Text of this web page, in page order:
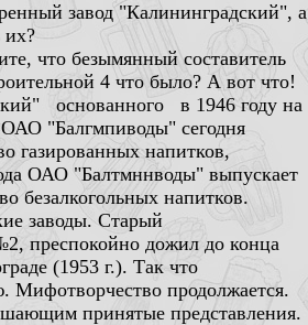
завод "Калининградский", а
их?
что безымянный составитель
4 что было? А вот что!
основанного в 1946 году на
"Балгмпиводы" сегодня
газированных напитков,
ОАО "Балтмннводы" выпускает
напитков.
заводы. Старый
преспокойно дожил до конца
(1953 г.). Так что
Мифотворчество продолжается.
принятые представления.